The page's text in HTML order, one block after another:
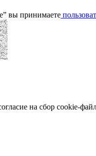
вы принимаете
на сбор cookie-